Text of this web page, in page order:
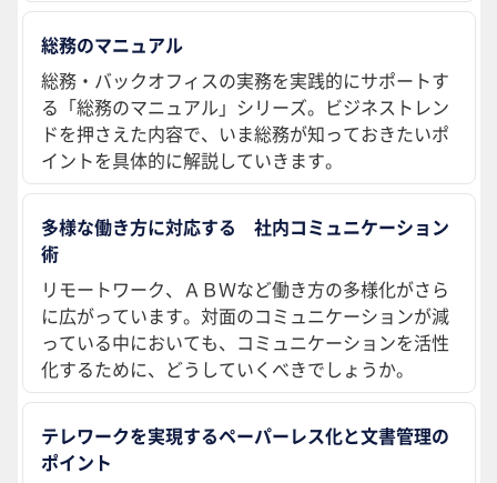
総務のマニュアル
総務・バックオフィスの実務を実践的にサポートす
る「総務のマニュアル」シリーズ。ビジネストレン
ドを押さえた内容で、いま総務が知っておきたいポ
イントを具体的に解説していきます。
多様な働き方に対応する 社内コミュニケーション
術
リモートワーク、ＡＢＷなど働き方の多様化がさら
に広がっています。対面のコミュニケーションが減
っている中においても、コミュニケーションを活性
化するために、どうしていくべきでしょうか。
テレワークを実現するペーパーレス化と文書管理の
ポイント